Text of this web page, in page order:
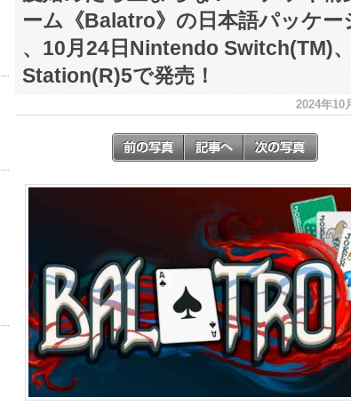
ーム《Balatro》の日本語パッケー
、10月24日Nintendo Switch(TM)
Station(R)5で発売！
2024年10